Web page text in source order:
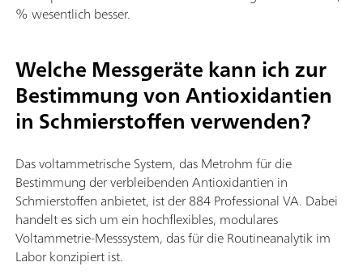
% wesentlich besser.
Welche Messgeräte kann ich zur
Bestimmung von Antioxidantien
in Schmierstoffen verwenden?
Das voltammetrische System, das Metrohm für die
Bestimmung der verbleibenden Antioxidantien in
Schmierstoffen anbietet, ist der 884 Professional VA. Dabei
handelt es sich um ein hochflexibles, modulares
Voltammetrie-Messsystem, das für die Routineanalytik im
Labor konzipiert ist.